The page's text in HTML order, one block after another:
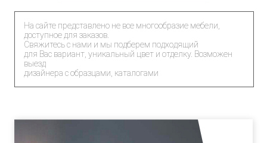
На сайте представлено не все многообразие мебели,
доступное для заказов.
Свяжитесь с нами и мы подберем подходящий
для Вас вариант, уникальный цвет и отделку. Возможен
выезд
дизайнера с образцами, каталогами